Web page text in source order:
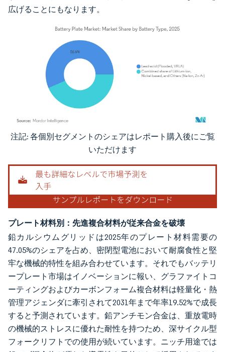
広げることにもなります。
画像 © Mordor Intelligence。再利用にはCC BY 4.0の表示が必要です。
注記: 各個別セグメントのシェアはレポート購入後にご覧
いただけます
プレート材料別：先進複合材料が従来合金を破壊
鉛カルシウムグリッドは2025年のプレート材料需要の
47.05%のシェアを占め、密閉型電池において耐腐食性と堅
牢な機械的特性を組み合わせています。それでもバッテリ
ープレート市場はイノベーションに報い、グラファイトコ
ーティングおよびカーボンフォーム複合材料は軽量化・熱
管理アジェンダに牽引されて2031年まで年率19.52%で成長
すると予測されています。鉛アンチモン合金は、重放電時
の機械的ストレスに優れた耐性を持つため、深サイクル型
フォークリフトでの使用が続いています。ニッチ用途では